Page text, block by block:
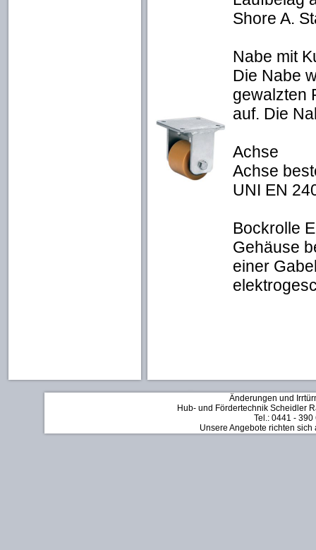
Shore A.
Nabe mit
Die Nabe
gewalzten
auf. Die
Achse
Achse
UNI EN
Bockrolle
Gehäuse
einer
Änderungen und
Hub- und Fördertechnik Scheidler
Tel.: 0441 -
Unsere Angebote richten